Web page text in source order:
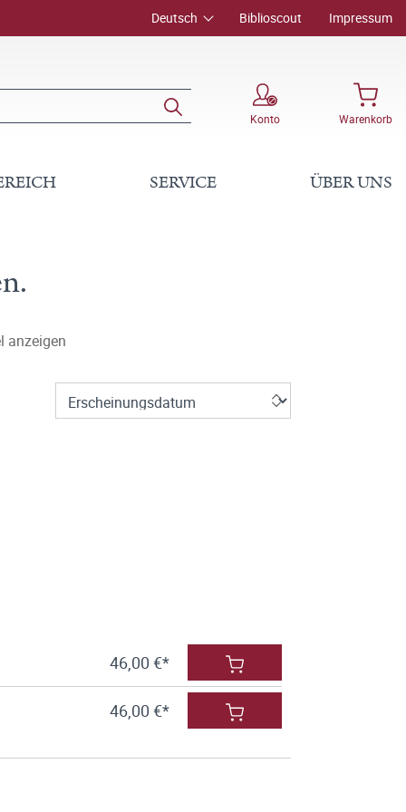
Deutsch Biblioscout Impressum
Konto Warenkorb
SERVICE ÜBER UNS
anzeigen
46,00 €*
46,00 €*